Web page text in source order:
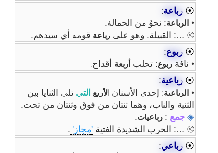
⦿ رباعة:
• الرباعة: نحوٌ من الحمالة.
⧁ …: القبيلة. وهو على رباعةقومه أي سيدهم.
⦿ ربوع:
• ناقةربوع: تحلب أربعةأقداح.
⦿ رباعية:
• الرباعية: إحدى الأسنان الأربعالتيتلي الثنايا بين
الثنية والناب، وهما ثنتان من فوق وثنتان من تحت.
◈ جمع : رباعيات.
⧁ …: الحرب الشديدة الفتية 'مجاز' .
⦿ رباعي: